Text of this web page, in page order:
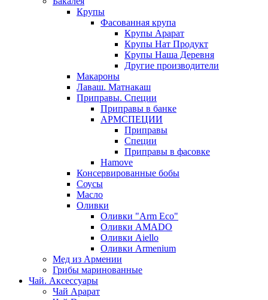
Крупы
Фасованная крупа
Крупы Арарат
Крупы Нат Продукт
Крупы Наша Деревня
Другие производители
Макароны
Лаваш. Матнакаш
Приправы. Специи
Приправы в банке
АРМСПЕЦИИ
Приправы
Специи
Приправы в фасовке
Hamove
Консервированные бобы
Соусы
Масло
Оливки
Оливки "Arm Eco"
Оливки AMADO
Оливки Aiello
Оливки Armenium
Мед из Армении
Грибы маринованные
Чай. Аксессуары
Чай Арарат